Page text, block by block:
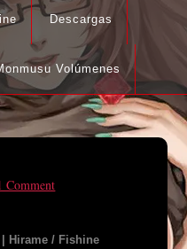
Descargas
Volúmenes
Comment
Hirame / Fishine